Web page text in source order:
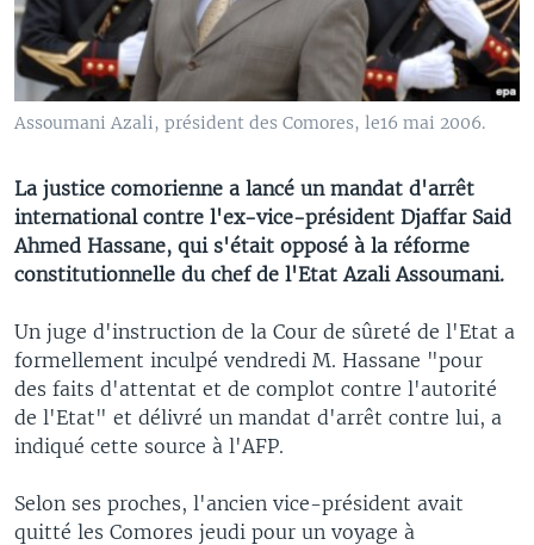
Assoumani Azali, président des Comores, le16 mai 2006.
La justice comorienne a lancé un mandat d'arrêt
international contre l'ex-vice-président Djaffar Said
Ahmed Hassane, qui s'était opposé à la réforme
constitutionnelle du chef de l'Etat Azali Assoumani.
Un juge d'instruction de la Cour de sûreté de l'Etat a
formellement inculpé vendredi M. Hassane "pour
des faits d'attentat et de complot contre l'autorité
de l'Etat" et délivré un mandat d'arrêt contre lui, a
indiqué cette source à l'AFP.
Selon ses proches, l'ancien vice-président avait
quitté les Comores jeudi pour un voyage à